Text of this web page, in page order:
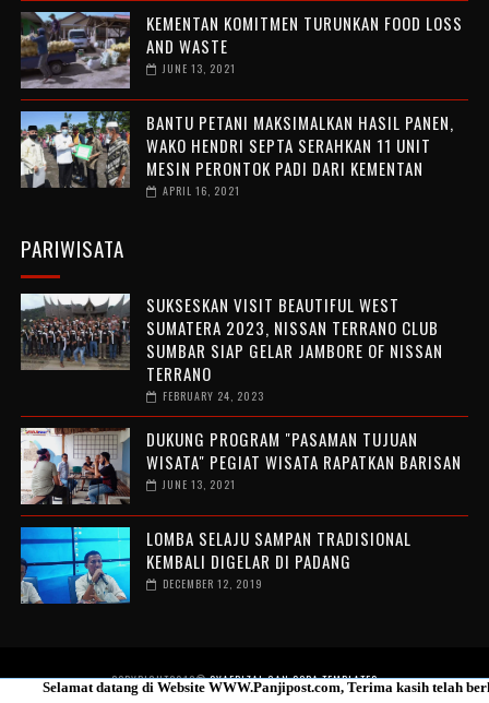
KEMENTAN KOMITMEN TURUNKAN FOOD LOSS
AND WASTE
JUNE 13, 2021
BANTU PETANI MAKSIMALKAN HASIL PANEN,
WAKO HENDRI SEPTA SERAHKAN 11 UNIT
MESIN PERONTOK PADI DARI KEMENTAN
APRIL 16, 2021
PARIWISATA
SUKSESKAN VISIT BEAUTIFUL WEST
SUMATERA 2023, NISSAN TERRANO CLUB
SUMBAR SIAP GELAR JAMBORE OF NISSAN
TERRANO
FEBRUARY 24, 2023
DUKUNG PROGRAM "PASAMAN TUJUAN
WISATA" PEGIAT WISATA RAPATKAN BARISAN
JUNE 13, 2021
LOMBA SELAJU SAMPAN TRADISIONAL
KEMBALI DIGELAR DI PADANG
DECEMBER 12, 2019
COPYRIGHT2016®SYAFRIZAL GANSORA TEMPLATES
datang di Website WWW.Panjipost.com, Terima kasih telah berkunjung..